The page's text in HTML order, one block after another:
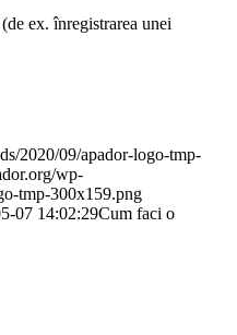
ex. înregistrarea unei
2020/09/apador-logo-tmp-
wp-
tmp-300x159.png
07 14:02:29Cum faci o